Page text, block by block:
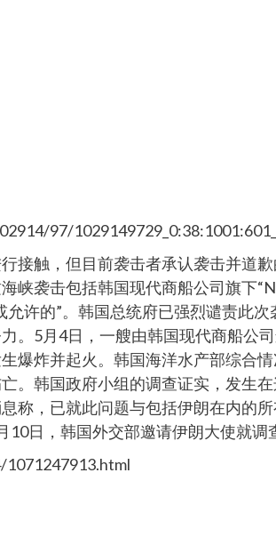
97/
接触，但目前袭击者承认袭击并道
峡袭击包括韩国现代商船公司旗下
许的”。韩国总统府已强烈谴责此
。5月4日，一艘由韩国现代商船公
爆炸并起火。韩国海洋水产部综合
。韩国政府小组的调查证实，发生
称，已就此问题与包括伊朗在内的
日，韩国外交部邀请伊朗大使就调